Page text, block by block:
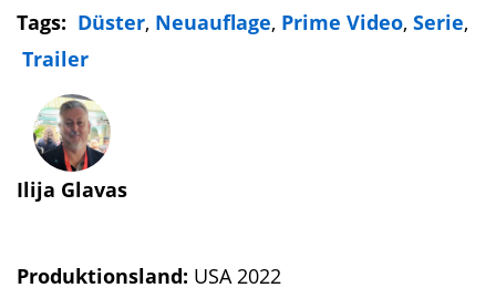
Tags: Düster, Neuauflage, Prime Video, Serie,
Trailer
Ilija Glavas
Produktionsland: USA 2022